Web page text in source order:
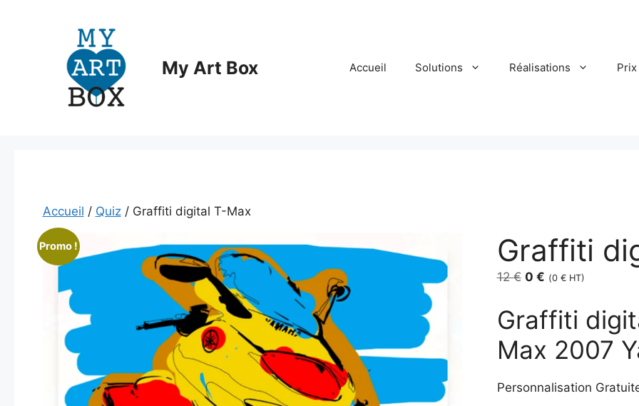
My Art Box Accueil Solutions Réalisations
Accueil / Quiz/ Graffiti digital T-Max
Promo ! Graffiti
12€ Le
initial
était :
12 €.
0 €Le
actuel
est :
0 €.
(0 €HT)
Graffiti
Max 2007
Personnalisation